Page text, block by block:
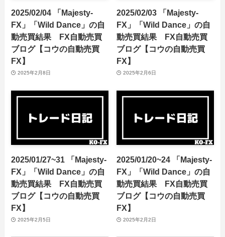
2025/02/04 「Majesty-
FX」「Wild Dance」の自
動売買結果 FX自動売買
ブログ【コウの自動売買
FX】
2025年2月8日
2025/02/03 「Majesty-
FX」「Wild Dance」の自
動売買結果 FX自動売買
ブログ【コウの自動売買
FX】
2025年2月6日
2025/01/27~31 「Majesty-
FX」「Wild Dance」の自
動売買結果 FX自動売買
ブログ【コウの自動売買
FX】
2025年2月5日
2025/01/20~24 「Majesty-
FX」「Wild Dance」の自
動売買結果 FX自動売買
ブログ【コウの自動売買
FX】
2025年2月2日